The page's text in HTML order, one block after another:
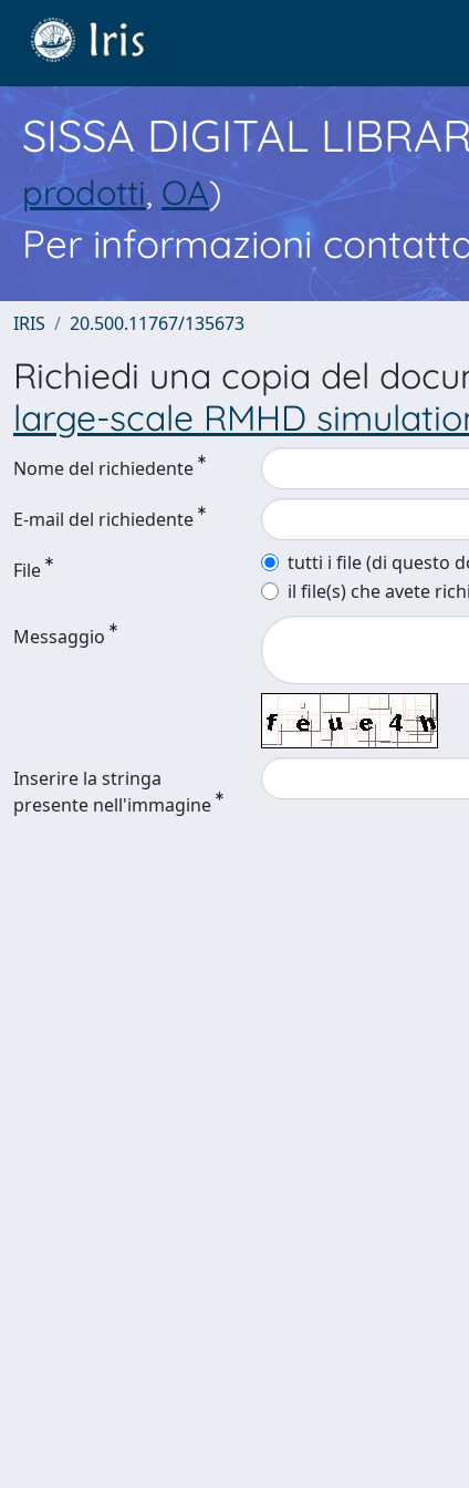
SISSA DIGITAL
prodotti, OA)
Per informazioni
IRIS 20.500.11767/135673
Richiedi una copia del
large-scale RMHD
Nome del richiedente
E-mail del richiedente
File
tutti i file (di questo
il file(s) che avete
Messaggio
Inserire la stringa
presente nell'immagine